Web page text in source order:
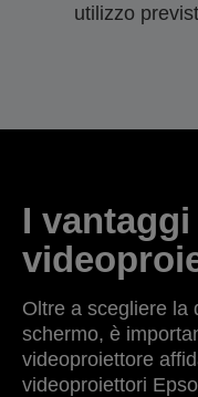
utilizzo
I vantaggi
Oltre a scegliere la
schermo, è
videoproiettore
videoproiettori